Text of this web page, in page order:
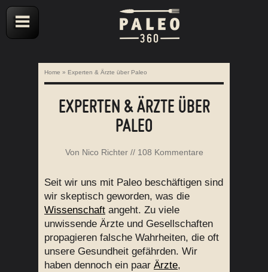
Home » Experten & Ärzte über Paleo
EXPERTEN & ÄRZTE ÜBER
PALEO
Von Nico Richter// 108 Kommentare
Seit wir uns mit Paleo beschäftigen sind
wir skeptisch geworden, was die
Wissenschaft angeht. Zu viele
unwissende Ärzte und Gesellschaften
propagieren falsche Wahrheiten, die oft
unsere Gesundheit gefährden. Wir
haben dennoch ein paar Ärzte,